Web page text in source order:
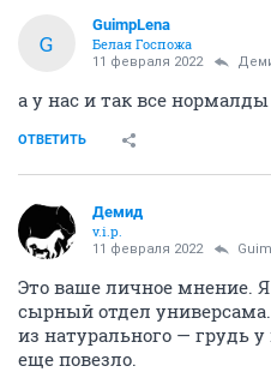
G
GuimpLena
Белая Госпожа
11 февраля 2022
а у нас и так все нормалды
ОТВЕТИТЬ
Демид
v.i.p.
11 февраля 2022
Это ваше личное мнение.
сырный отдел
из натурального — грудь
еще повезло.